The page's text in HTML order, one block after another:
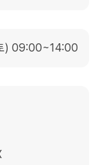
) 09:00~14:00